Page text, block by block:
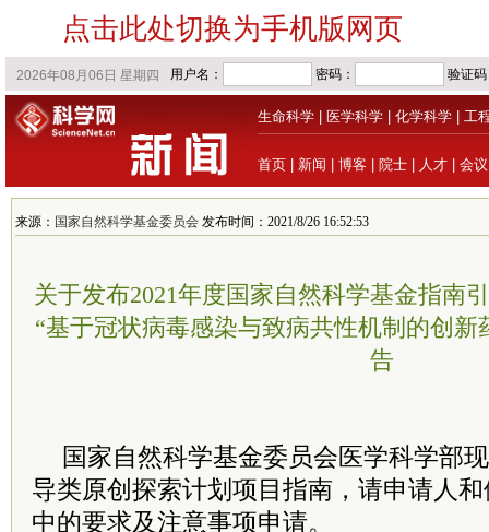
点击此处切换为手机版网页
生命科学 医学科学 化学科学 工
首页 新闻 博客 院士 人才 会议
来源： 国家自然科学基金委员会 发布时间：2021/8/26 16:52:53
关于发布2021年度国家自然科学基金指南
“基于冠状病毒感染与致病共性机制的创新
告
国家自然科学基金委员会医学科学部
导类原创探索计划项目指南，请申请人
中的要求及注意事项申请。